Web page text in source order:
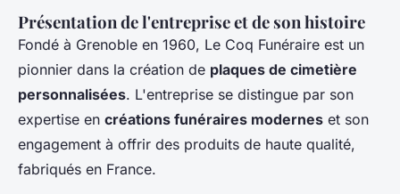
Présentation de l'entreprise et de son histoire
Fondé à Grenoble en 1960, Le Coq Funéraire est un
pionnier dans la création de plaques de cimetière
personnalisées. L'entreprise se distingue par son
expertise en créations funéraires modernes et son
engagement à offrir des produits de haute qualité,
fabriqués en France.